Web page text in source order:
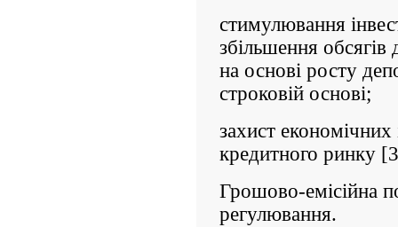
стимулювання
збільшення
на основі росту
строковій основі;
захист економічних
кредитного ринку
Грошово-емісійна
регулювання.